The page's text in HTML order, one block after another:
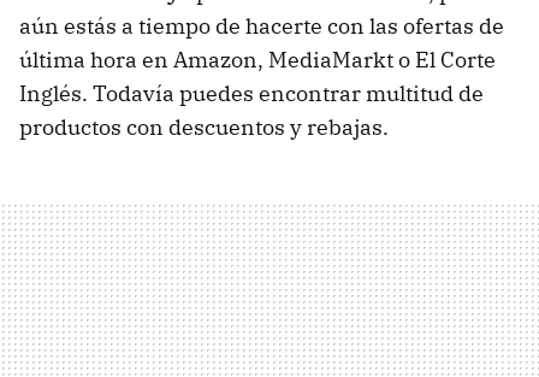
aún estás a tiempo de hacerte con las ofertas de
última hora en Amazon, MediaMarkt o El Corte
Inglés. Todavía puedes encontrar multitud de
productos con descuentos y rebajas.